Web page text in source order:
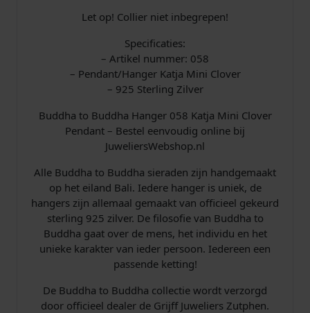
e
a
a
l
Let op! Collier niet inbegrepen!
Specificaties:
– Artikel nummer: 058
– Pendant/Hanger Katja Mini Clover
– 925 Sterling Zilver
Buddha to Buddha Hanger 058 Katja Mini Clover
Pendant – Bestel eenvoudig online bij
JuweliersWebshop.nl
Alle Buddha to Buddha sieraden zijn handgemaakt
op het eiland Bali. Iedere hanger is uniek, de
hangers zijn allemaal gemaakt van officieel gekeurd
sterling 925 zilver. De filosofie van Buddha to
Buddha gaat over de mens, het individu en het
unieke karakter van ieder persoon. Iedereen een
passende ketting!
De Buddha to Buddha collectie wordt verzorgd
door officieel dealer de Grijff Juweliers Zutphen.